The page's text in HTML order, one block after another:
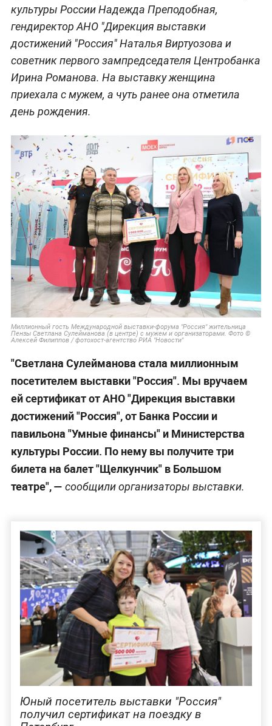
культуры России Надежда Преподобная,
гендиректор АНО "Дирекция выставки
достижений "Россия" Наталья Виртуозова и
советник первого зампредседателя Центробанка
Ирина Романова. На выставку женщина
приехала с мужем, а чуть ранее она отметила
день рождения.
Миллионный гость Международной выставки-форума "Россия" жительница
Пензы Светлана Сулейманова (в центре) с мужем и организаторами. Фото ©
Алексей Филиппов / фотохост-агентство РИА "Новости"
"Светлана Сулейманова стала миллионным
посетителем выставки "Россия". Мы вручаем
ей сертификат от АНО "Дирекция выставки
достижений "Россия", от Банка России и
павильона "Умные финансы" и Министерства
культуры России. По нему вы получите три
билета на балет "Щелкунчик" в Большом
театре", — сообщили организаторы выставки.
Юный посетитель выставки "Россия"
получил сертификат на поездку в